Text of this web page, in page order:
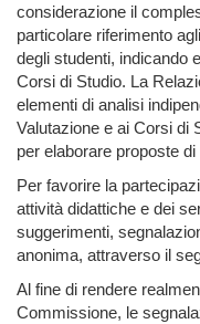
considerazione il
particolare riferimento
degli studenti, indicando
Corsi di Studio. La
elementi di analisi
Valutazione e ai Corsi di
per elaborare proposte
Per favorire la
attività didattiche e dei
suggerimenti,
anonima, attraverso il
Al fine di rendere
Commissione, le